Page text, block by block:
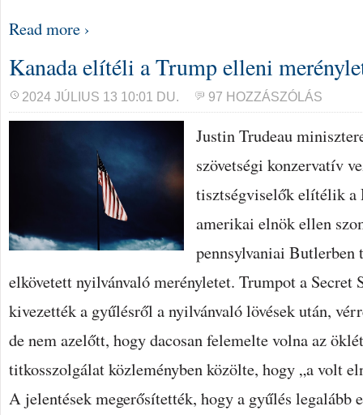
Read more ›
Kanada elítéli a Trump elleni
2024 JÚLIUS 13 10:01 DU. 97 HOZZÁSZÓLÁS
Justin Trudeau
szövetségi konzervatív
tisztségviselők elítélik a
amerikai elnök ellen
pennsylvaniai Butlerben
elkövetett nyilvánvaló merényletet. Trumpot a Secret
kivezették a gyűlésről a nyilvánvaló lövések után,
de nem azelőtt, hogy dacosan felemelte volna az
titkosszolgálat közleményben közölte, hogy „a volt
A jelentések megerősítették, hogy a gyűlés legalább